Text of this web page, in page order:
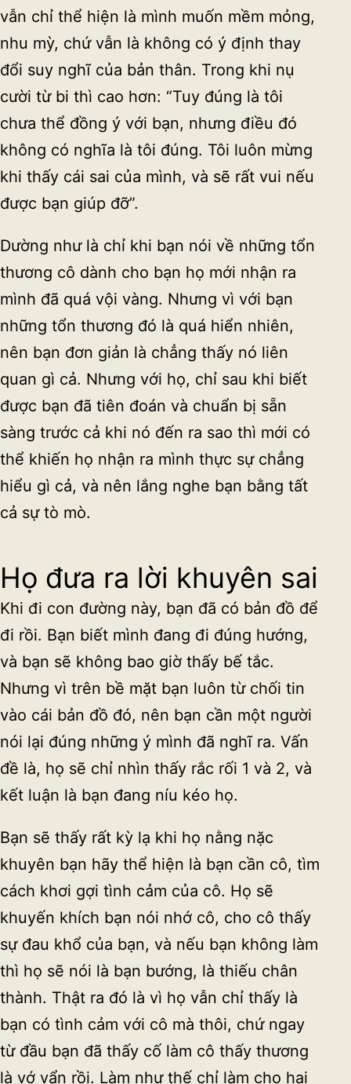
vẫn chỉ thể hiện là mình muốn mềm mỏng,
nhu mỳ, chứ vẫn là không có ý định thay
đổi suy nghĩ của bản thân. Trong khi nụ
cười từ bi thì cao hơn: “Tuy đúng là tôi
chưa thể đồng ý với bạn, nhưng điều đó
không có nghĩa là tôi đúng. Tôi luôn mừng
khi thấy cái sai của mình, và sẽ rất vui nếu
được bạn giúp đỡ”.
Dường như là chỉ khi bạn nói về những tổn
thương cô dành cho bạn họ mới nhận ra
mình đã quá vội vàng. Nhưng vì với bạn
những tổn thương đó là quá hiển nhiên,
nên bạn đơn giản là chẳng thấy nó liên
quan gì cả. Nhưng với họ, chỉ sau khi biết
được bạn đã tiên đoán và chuẩn bị sẵn
sàng trước cả khi nó đến ra sao thì mới có
thể khiến họ nhận ra mình thực sự chẳng
hiểu gì cả, và nên lắng nghe bạn bằng tất
cả sự tò mò.
Họ đưa ra lời khuyên sai
Khi đi con đường này, bạn đã có bản đồ để
đi rồi. Bạn biết mình đang đi đúng hướng,
và bạn sẽ không bao giờ thấy bế tắc.
Nhưng vì trên bề mặt bạn luôn từ chối tin
vào cái bản đồ đó, nên bạn cần một người
nói lại đúng những ý mình đã nghĩ ra. Vấn
đề là, họ sẽ chỉ nhìn thấy rắc rối 1 và 2, và
kết luận là bạn đang níu kéo họ.
Bạn sẽ thấy rất kỳ lạ khi họ nằng nặc
khuyên bạn hãy thể hiện là bạn cần cô, tìm
cách khơi gợi tình cảm của cô. Họ sẽ
khuyến khích bạn nói nhớ cô, cho cô thấy
sự đau khổ của bạn, và nếu bạn không làm
thì họ sẽ nói là bạn bướng, là thiếu chân
thành. Thật ra đó là vì họ vẫn chỉ thấy là
bạn có tình cảm với cô mà thôi, chứ ngay
từ đầu bạn đã thấy cố làm cô thấy thương
là vớ vẩn rồi. Làm như thế chỉ làm cho hai